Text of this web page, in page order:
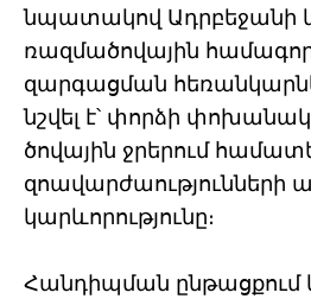
նպատակով Ադրբեջանի
ռազմածովային
զարգացման
նշվել է՝ փորձի
ծովային ջրերում
զոավարժաությունների
կարևորությունը։
Հանդիպման ընթացքում